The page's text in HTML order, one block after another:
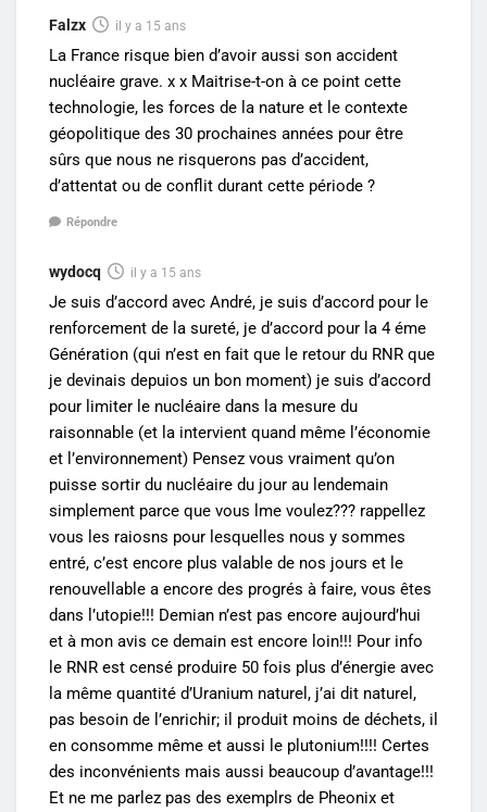
Falzx il y a 15 ans
La France risque bien d’avoir aussi son accident
nucléaire grave. x x Maitrise-t-on à ce point cette
technologie, les forces de la nature et le contexte
géopolitique des 30 prochaines années pour être
sûrs que nous ne risquerons pas d’accident,
d’attentat ou de conflit durant cette période ?
Répondre
wydocq il y a 15 ans
Je suis d’accord avec André, je suis d’accord pour le
renforcement de la sureté, je d’accord pour la 4 éme
Génération (qui n’est en fait que le retour du RNR que
je devinais depuios un bon moment) je suis d’accord
pour limiter le nucléaire dans la mesure du
raisonnable (et la intervient quand même l’économie
et l’environnement) Pensez vous vraiment qu’on
puisse sortir du nucléaire du jour au lendemain
simplement parce que vous lme voulez??? rappellez
vous les raiosns pour lesquelles nous y sommes
entré, c’est encore plus valable de nos jours et le
renouvellable a encore des progrés à faire, vous êtes
dans l’utopie!!! Demian n’est pas encore aujourd’hui
et à mon avis ce demain est encore loin!!! Pour info
le RNR est censé produire 50 fois plus d’énergie avec
la même quantité d’Uranium naturel, j’ai dit naturel,
pas besoin de l’enrichir; il produit moins de déchets, il
en consomme même et aussi le plutonium!!!! Certes
des inconvénients mais aussi beaucoup d’avantage!!!
Et ne me parlez pas des exemplrs de Pheonix et